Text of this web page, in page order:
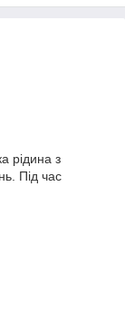
рідина з
Під час